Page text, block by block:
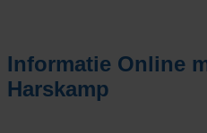
Informatie Online
Harskamp